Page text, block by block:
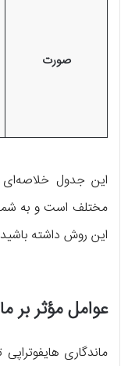
صورت
این جدول خلاصه‌ای
مختلف است و به شما
این روش داشته
عوامل مؤثر بر
ماندگاری